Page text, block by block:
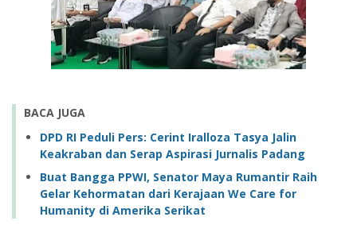
BACA JUGA
‎DPD RI Peduli Pers: Cerint Iralloza Tasya Jalin
Keakraban dan Serap Aspirasi Jurnalis Padang
Buat Bangga PPWI, Senator Maya Rumantir Raih
Gelar Kehormatan dari Kerajaan We Care for
Humanity di Amerika Serikat